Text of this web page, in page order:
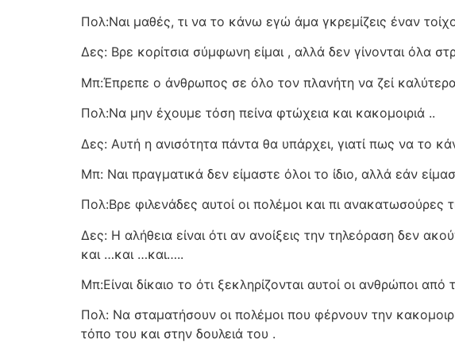
Πολ:Ναι μαθές, τι να το κάνω εγώ άμα γκρεμίζεις έναν
Δες: Βρε κορίτσια σύμφωνη είμαι , αλλά δεν γίνονται όλα
Μπ:Έπρεπε ο άνθρωπος σε όλο τον πλανήτη να ζεί
Πολ:Να μην έχουμε τόση πείνα φτώχεια και κακομοιριά ..
Δες: Αυτή η ανισότητα πάντα θα υπάρχει, γιατί πως να το
Μπ: Ναι πραγματικά δεν είμαστε όλοι το ίδιο, αλλά εάν
Πολ:Βρε φιλενάδες αυτοί οι πολέμοι και πι ανακατωσούρες
Δες: Η αλήθεια είναι ότι αν ανοίξεις την τηλεόραση δεν
και …και …και…..
Μπ:Είναι δίκαιο το ότι ξεκληρίζονται αυτοί οι ανθρώποι
Πολ: Να σταματήσουν οι πολέμοι που φέρνουν την
τόπο του και στην δουλειά του .